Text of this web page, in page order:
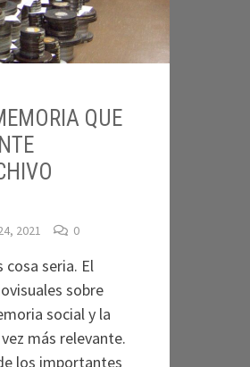
QUE
2021 0
cosa seria. El
sobre
social y la
más relevante.
los importantes